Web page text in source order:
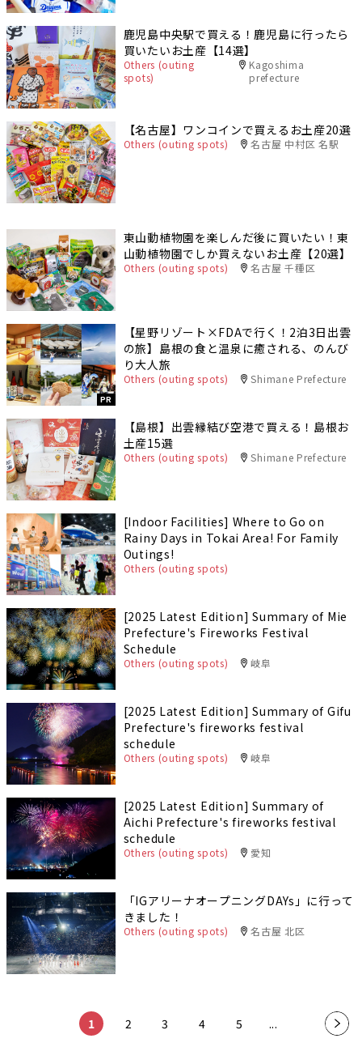
鹿児島中央駅で買える！鹿児島に行ったら
買いたいお土産【14選】
Others (outing
spots)
Kagoshima
prefecture
【名古屋】ワンコインで買えるお土産20選
Others (outing spots) 名古屋 中村区 名駅
東山動植物園を楽しんだ後に買いたい！東
山動植物園でしか買えないお土産【20選】
Others (outing spots) 名古屋 千種区
PR
【星野リゾート×FDAで行く！2泊3日出雲
の旅】島根の食と温泉に癒される、のんび
り大人旅
Others (outing spots) Shimane Prefecture
【島根】出雲縁結び空港で買える！島根お
土産15選
Others (outing spots) Shimane Prefecture
[Indoor Facilities] Where to Go on
Rainy Days in Tokai Area! For Family
Outings!
Others (outing spots)
[2025 Latest Edition] Summary of Mie
Prefecture's Fireworks Festival
Schedule
Others (outing spots) 岐阜
[2025 Latest Edition] Summary of Gifu
Prefecture's fireworks festival
schedule
Others (outing spots) 岐阜
[2025 Latest Edition] Summary of
Aichi Prefecture's fireworks festival
schedule
Others (outing spots) 愛知
「IGアリーナオープニングDAYs」に行って
きました！
Others (outing spots) 名古屋 北区
1 2 3 4 5 ... »